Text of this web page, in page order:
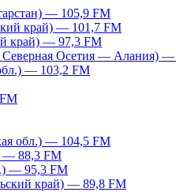
— 105,9 FM
край) — 101,7 FM
край) — 97,3 FM
Северная Осетия — Алания)
— 103,2 FM
обл.) — 104,5 FM
— 88,3 FM
— 95,3 FM
край) — 89,8 FM